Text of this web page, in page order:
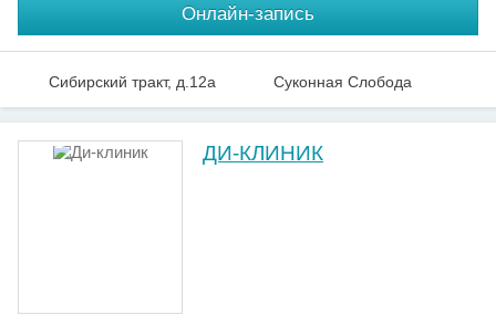
Онлайн-запись
Сибирский тракт, д.12а Суконная Слобода
ДИ-КЛИНИК